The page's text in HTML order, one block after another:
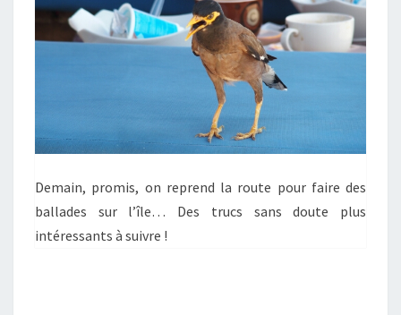
Demain, promis, on reprend la route pour faire des
ballades sur l’île… Des trucs sans doute plus
intéressants à suivre !